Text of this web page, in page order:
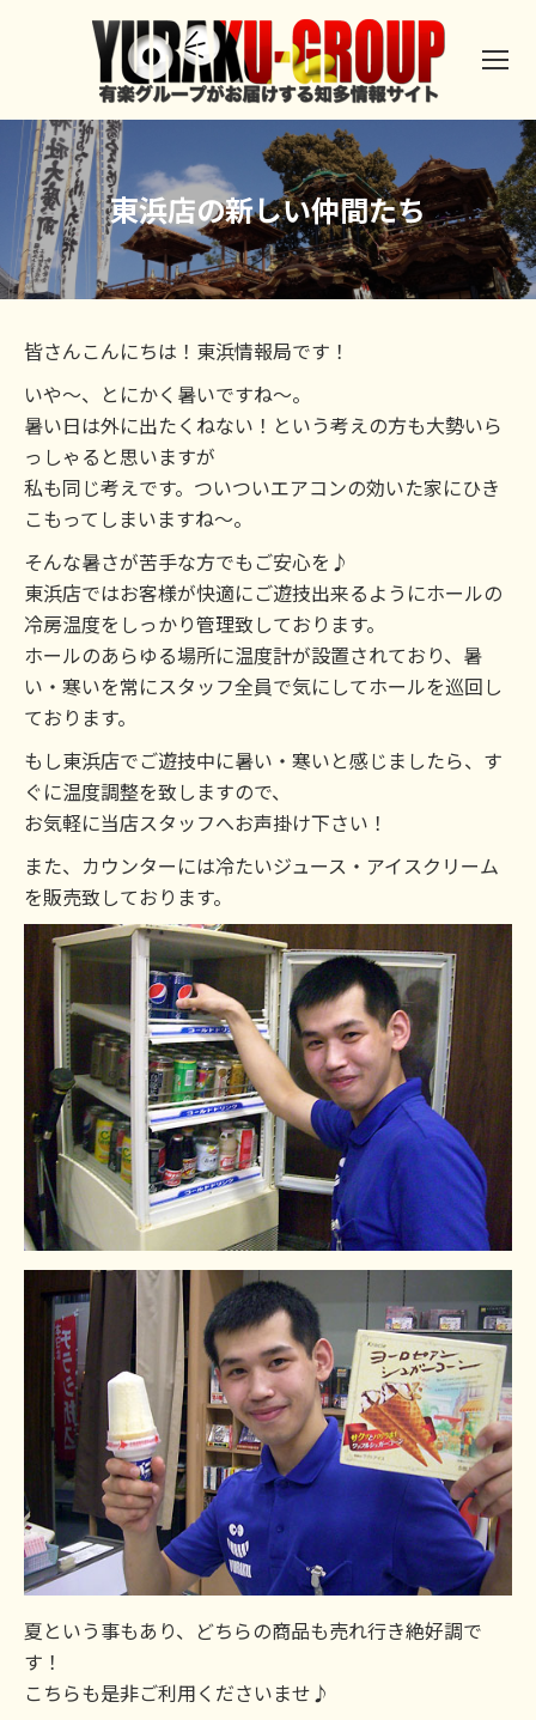
東浜店の新しい仲間たち
皆さんこんにちは！東浜情報局です！
いや～、とにかく暑いですね～。
暑い日は外に出たくねない！という考えの方も大勢いら
っしゃると思いますが
私も同じ考えです。ついついエアコンの効いた家にひき
こもってしまいますね～。
そんな暑さが苦手な方でもご安心を♪
東浜店ではお客様が快適にご遊技出来るようにホールの
冷房温度をしっかり管理致しております。
ホールのあらゆる場所に温度計が設置されており、暑
い・寒いを常にスタッフ全員で気にしてホールを巡回し
ております。
もし東浜店でご遊技中に暑い・寒いと感じましたら、す
ぐに温度調整を致しますので、
お気軽に当店スタッフへお声掛け下さい！
また、カウンターには冷たいジュース・アイスクリーム
を販売致しております。
夏という事もあり、どちらの商品も売れ行き絶好調で
す！
こちらも是非ご利用くださいませ♪